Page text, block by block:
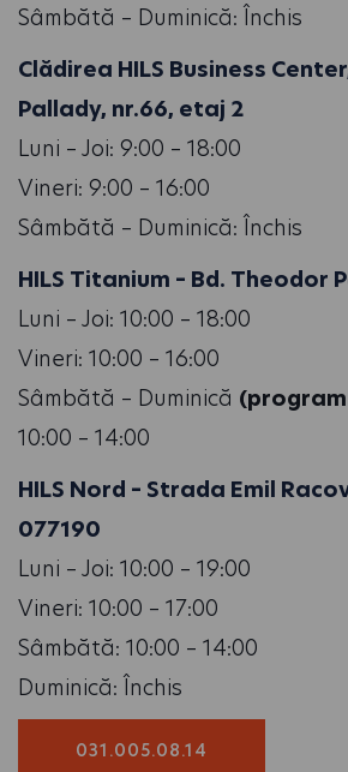
Sâmbătă – Duminică: Închis
Clădirea HILS Business
Pallady, nr.66, etaj 2
Luni – Joi: 9:00 – 18:00
Vineri: 9:00 – 16:00
Sâmbătă – Duminică: Închis
HILS Titanium – Bd. Theodor
Luni – Joi: 10:00 – 18:00
Vineri: 10:00 – 16:00
Sâmbătă – Duminică
10:00 – 14:00
HILS Nord – Strada Emil
077190
Luni – Joi: 10:00 – 19:00
Vineri: 10:00 – 17:00
Sâmbătă: 10:00 – 14:00
Duminică: Închis
031.005.08.14